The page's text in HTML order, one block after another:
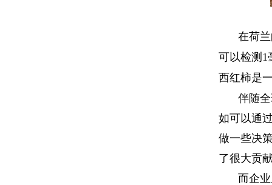
在荷
可以检测 1
西红柿是
伴随
如可以通
做一些决
了很大贡
而企